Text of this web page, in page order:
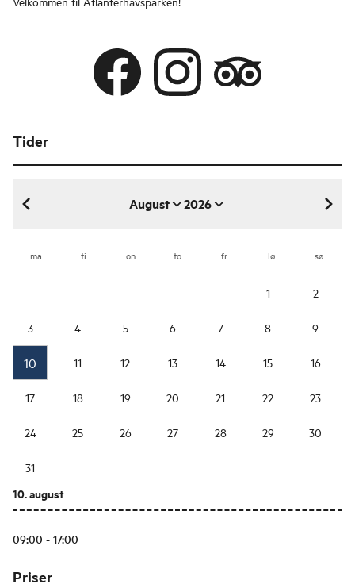
Tider
August 2026
august 2026
ma ti on to fr lø sø
1 2
3 4 5 6 7 8 9
10 11 12 13 14 15 16
17 18 19 20 21 22 23
24 25 26 27 28 29 30
31
10. august
09:00 - 17:00
Priser